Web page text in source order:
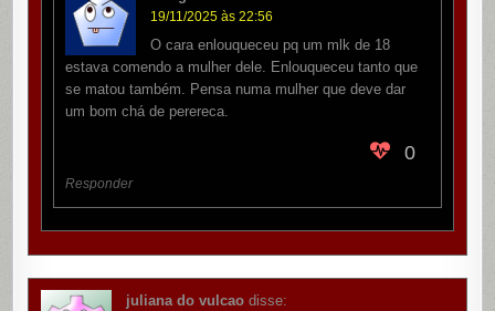
19/11/2025 às 22:56
O cara enlouqueceu pq um mlk de 18
estava comendo a mulher dele. Enlouqueceu tanto que
se matou também. Pensa numa mulher que deve dar
um bom chá de perereca.
0
Responder
juliana do vulcao disse: